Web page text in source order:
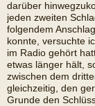
darüber
jeden zweiten
folgendem
konnte, versuchte
im Radio gehört
etwas länger hält,
zwischen dem
gleichzeitig, den
Grunde den